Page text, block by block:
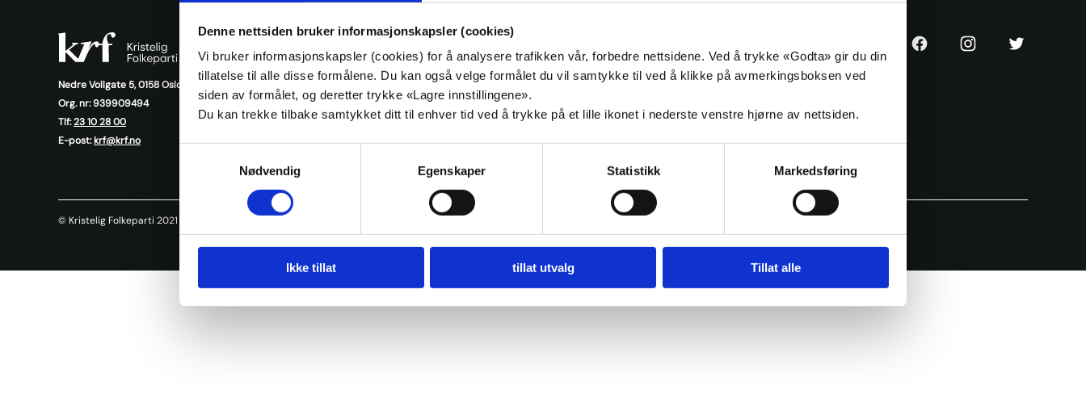
Denne nettsiden bruker informasjonskapsler (cookies)
Vi bruker informasjonskapsler (cookies) for å analysere trafikken vår, forbedre nettsidene. Ved å trykke «Godta» gir du din
tillatelse til alle disse formålene. Du kan også velge formålet du vil samtykke til ved å klikke på avmerkingsboksen ved
siden av formålet, og deretter trykke «Lagre innstillingene».
Du kan trekke tilbake samtykket ditt til enhver tid ved å trykke på et lille ikonet i nederste venstre hjørne av nettsiden.
Nødvendig
Egenskaper Statistikk Markedsføring
Ikke tillat tillat utvalg Tillat alle
Nedre Vollgate 5, 0158 Oslo
Org. nr: 939909494
Tlf:23 10 28 00
E-post:krf@krf.no
Presse
Nyheter
KrFs medlemsblad Idé
Skoleoppgave
In other languages
Nettbutikk
Logg inn på MinSide
KrF
KrF
KrF
© Kristelig Folkeparti 2021